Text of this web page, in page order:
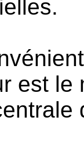
est le